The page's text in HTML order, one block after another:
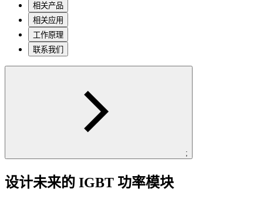
相关产品
相关应用
工作原理
联系我们
;
设计未来的 IGBT 功率模块